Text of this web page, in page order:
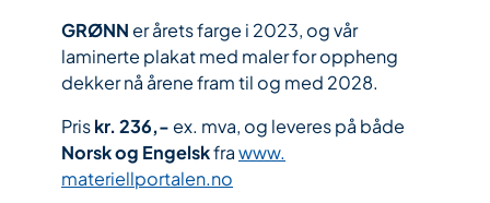
GRØNN er årets farge i 2023, og vår
laminerte plakat med maler for oppheng
dekker nå årene fram til og med 2028.
Priskr. 236,- ex. mva, og leveres på både
Norsk og Engelskfrawww.
materiellportalen.no